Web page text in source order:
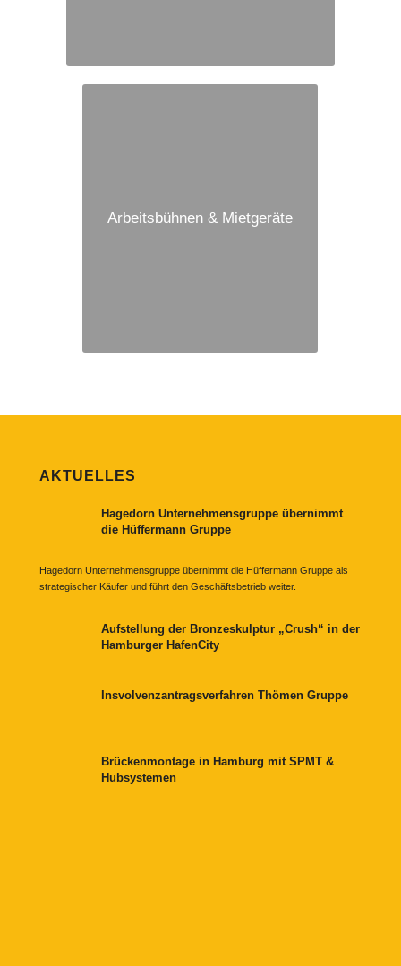
Arbeitsbühnen & Mietgeräte
AKTUELLES
Hagedorn Unternehmensgruppe übernimmt
die Hüffermann Gruppe
Hagedorn Unternehmensgruppe übernimmt die Hüffermann Gruppe als
strategischer Käufer und führt den Geschäftsbetrieb weiter.
Aufstellung der Bronzeskulptur „Crush“ in der
Hamburger HafenCity
Insvolvenzantragsverfahren Thömen Gruppe
Brückenmontage in Hamburg mit SPMT &
Hubsystemen